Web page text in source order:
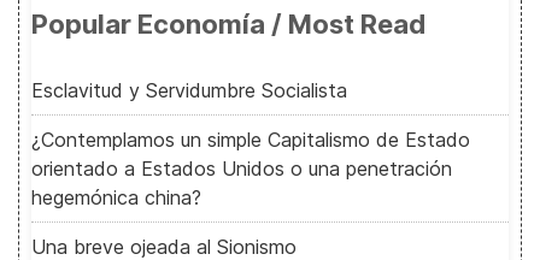
Popular Economía / Most Read
Esclavitud y Servidumbre Socialista
¿Contemplamos un simple Capitalismo de Estado
orientado a Estados Unidos o una penetración
hegemónica china?
Una breve ojeada al Sionismo